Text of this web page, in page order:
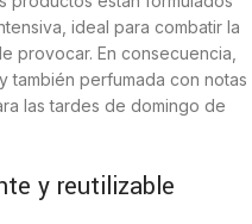
ideal para combatir la
provocar. En consecuencia,
también perfumada con notas
las tardes de domingo de
y reutilizable